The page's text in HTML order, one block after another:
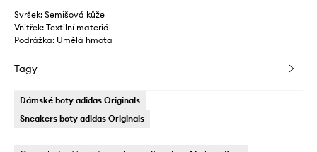
Svršek: Semišová kůže
Vnitřek: Textilní materiál
Podrážka: Umělá hmota
Tagy
Dámské boty adidas Originals
Sneakers boty adidas Originals